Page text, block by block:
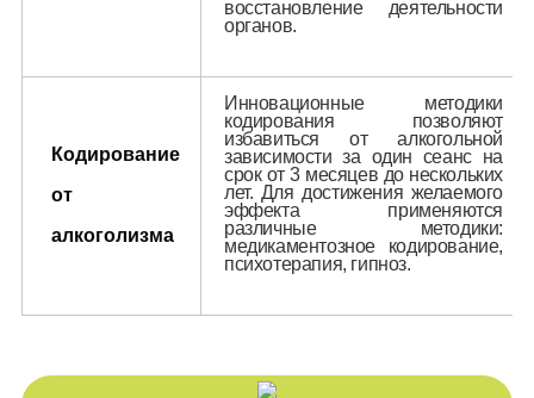
восстановление деятельности
органов.
Кодирование
от
алкоголизма
Инновационные методики
кодирования позволяют
избавиться от алкогольной
зависимости за один сеанс на
срок от 3 месяцев до нескольких
лет. Для достижения желаемого
эффекта применяются
различные методики:
медикаментозное кодирование,
психотерапия, гипноз.